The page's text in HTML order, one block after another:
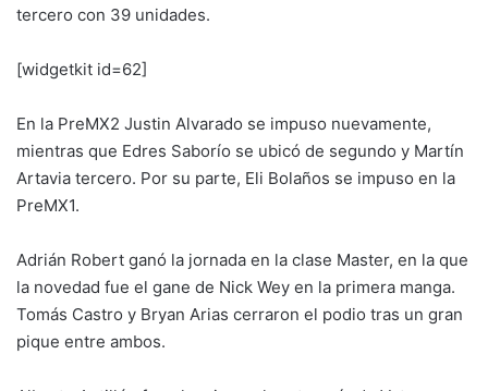
tercero con 39 unidades.
[widgetkit id=62]
En la PreMX2 Justin Alvarado se impuso nuevamente,
mientras que Edres Saborío se ubicó de segundo y Martín
Artavia tercero. Por su parte, Eli Bolaños se impuso en la
PreMX1.
Adrián Robert ganó la jornada en la clase Master, en la que
la novedad fue el gane de Nick Wey en la primera manga.
Tomás Castro y Bryan Arias cerraron el podio tras un gran
pique entre ambos.